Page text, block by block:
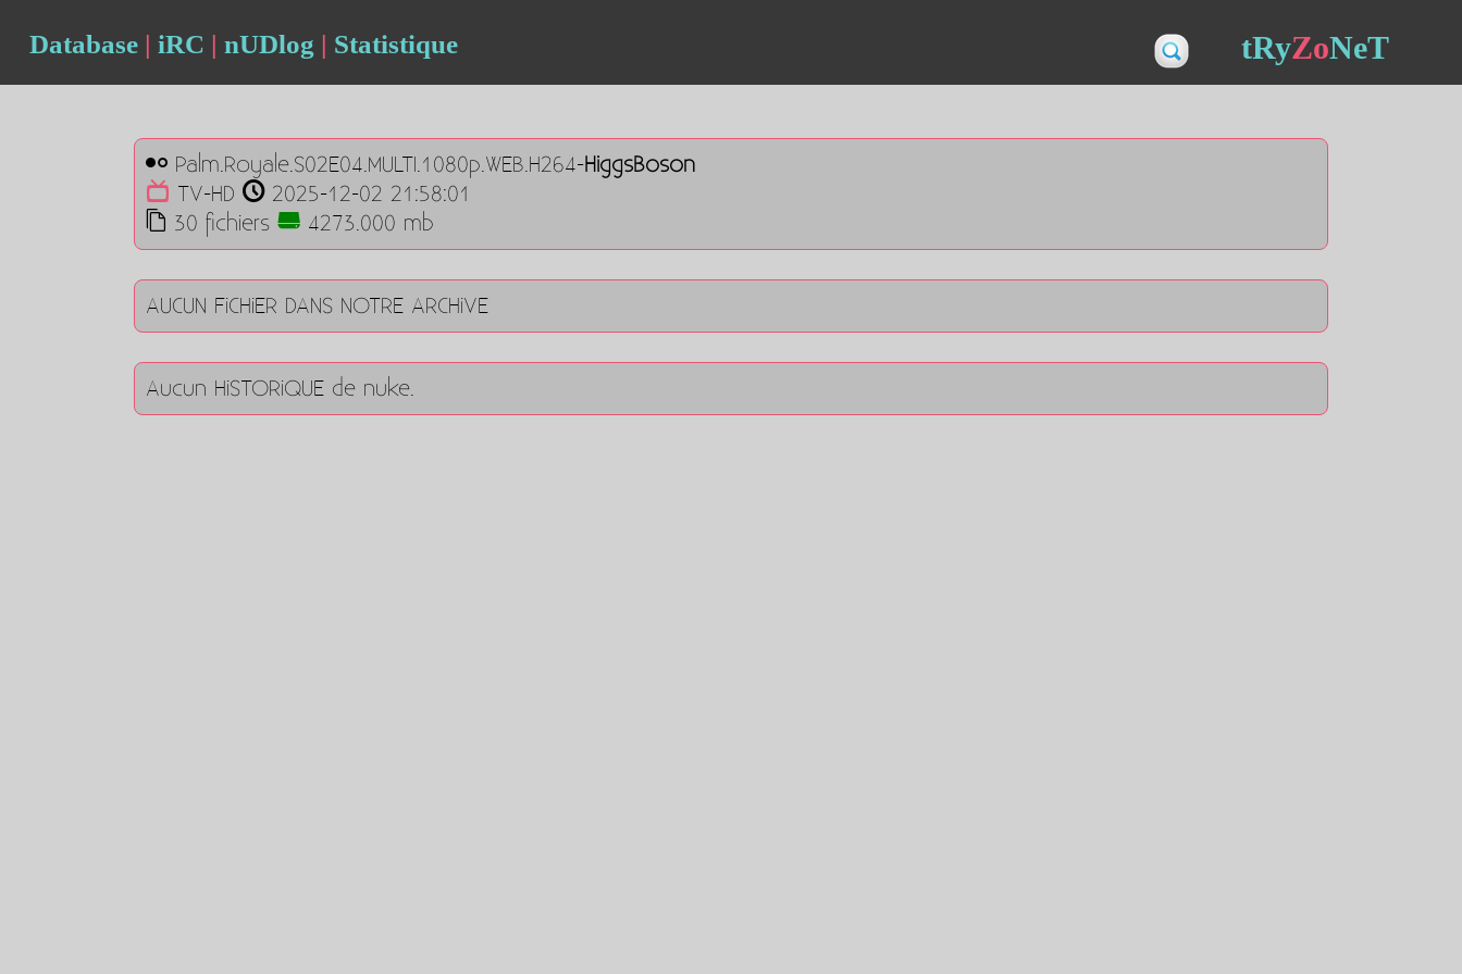
Database | iRC | nUDlog | Statistique tRyZoNeT
Palm.Royale.S02E04.MULTI.1080p.WEB.H264-HiggsBoson
TV-HD
2025-12-02 21:58:01
30 fichiers
4273.000 mb
AUCUN FiCHiER DANS NOTRE ARCHiVE
Aucun HiSTORiQUE de nuke.